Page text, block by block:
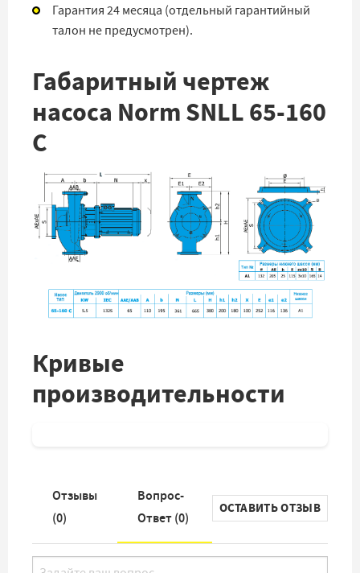
Гарантия 24 месяца (отдельный гарантийный
талон не предусмотрен).
Габаритный чертеж
насоса Norm SNLL 65-160
C
Кривые
производительности
Отзывы
(0)
Вопрос-
Ответ (0)
ОСТАВИТЬ ОТЗЫВ